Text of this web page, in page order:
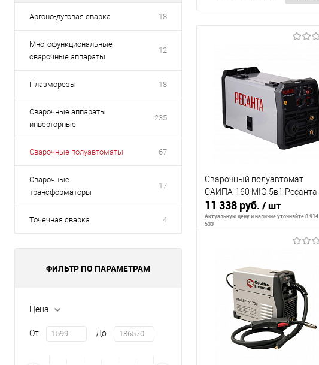
Аргоно-дуговая сварка 18
Многофункциональные
сварочные аппараты
12
Плазморезы 18
Сварочные аппараты
инверторные
235
Сварочные полуавтоматы 67
Сварочные
трансформаторы
17
Точечная сварка 4
ФИЛЬТР ПО ПАРАМЕТРАМ
Цена
От До
Сварочный полуавтомат
САИПА-160 MIG 5в1 Ресанта
11 338 руб. / шт
Актуальную цену и наличие уточняйте 8
533
В корзину
К сравнению
В избранное
В наличии